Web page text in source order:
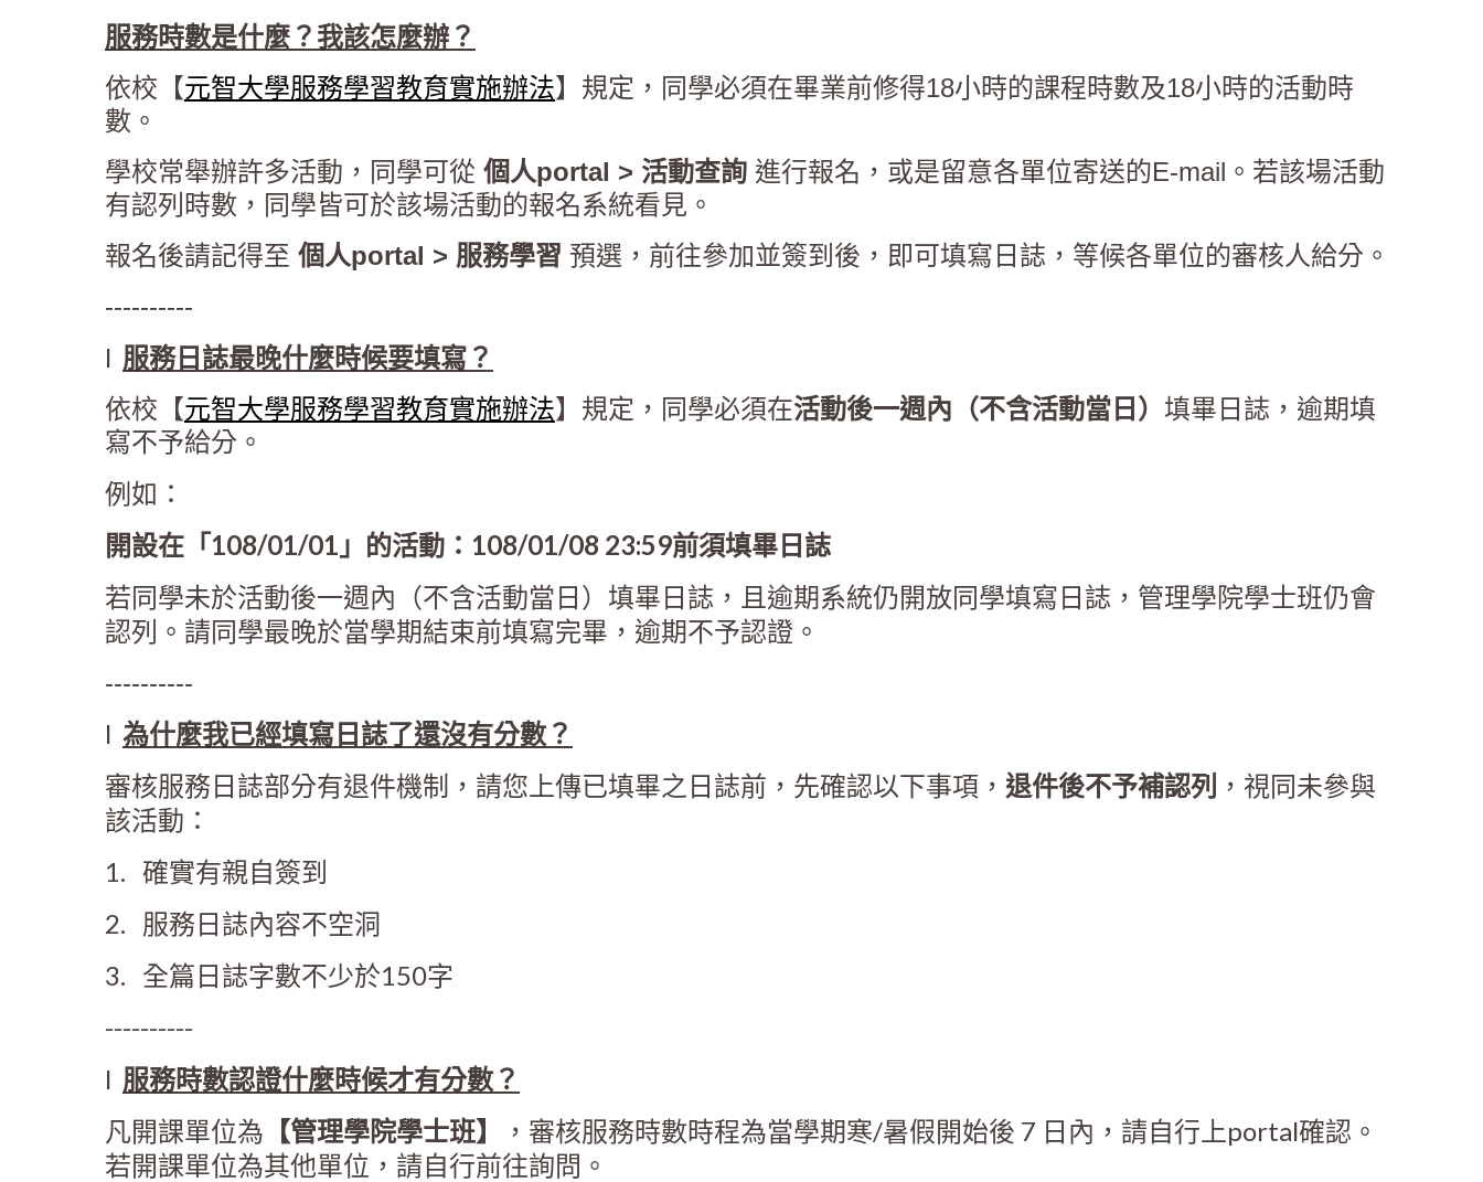
服務時數是什麼？我該怎麼辦？
依校【元智大學服務學習教育實施辦法】規定，同學必須在畢業前修得18小時的課程時數及18小時的活動時
數。
學校常舉辦許多活動，同學可從 個人portal > 活動查詢 進行報名，或是留意各單位寄送的E-mail。若該場活動
有認列時數，同學皆可於該場活動的報名系統看見。
報名後請記得至 個人portal > 服務學習 預選，前往參加並簽到後，即可填寫日誌，等候各單位的審核人給分。
----------
l 服務日誌最晚什麼時候要填寫？
依校【元智大學服務學習教育實施辦法】規定，同學必須在活動後一週內（不含活動當日） 填畢日誌，逾期填
寫不予給分。
例如：
開設在「108/01/01」的活動：108/01/08 23:59前須填畢日誌
若同學未於活動後一週內（不含活動當日）填畢日誌，且逾期系統仍開放同學填寫日誌，管理學院學士班仍會
認列。請同學最晚於當學期結束前填寫完畢，逾期不予認證。
----------
l 為什麼我已經填寫日誌了還沒有分數？
審核服務日誌部分有退件機制，請您上傳已填畢之日誌前，先確認以下事項， 退件後不予補認列 ，視同未參與
該活動：
1. 確實有親自簽到
2. 服務日誌內容不空洞
3. 全篇日誌字數不少於150字
----------
l 服務時數認證什麼時候才有分數？
凡開課單位為 【管理學院學士班】
，審核服務時數時程為當學期寒/暑假開始後 7 日內，請自行上portal確認。
若開課單位為其他單位，請自行前往詢問。